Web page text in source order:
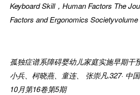
Keyboard Skill， Human Factors The
Factors and Ergonomics
孤独症谱系障碍婴幼儿家庭实施早期干
小兵、柯晓燕、童连、 张崇凡.327· 中
10月第16卷第5期